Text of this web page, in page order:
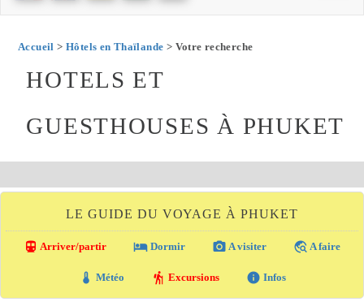
Accueil > Hôtels en Thaïlande > Votre recherche
HOTELS ET
GUESTHOUSES À PHUKET
LE GUIDE DU VOYAGE À PHUKET
directions_transit Arriver/partir local_hotel Dormir photo_camera A visiter travel_explore A faire
thermostat Météo hiking Excursions info Infos